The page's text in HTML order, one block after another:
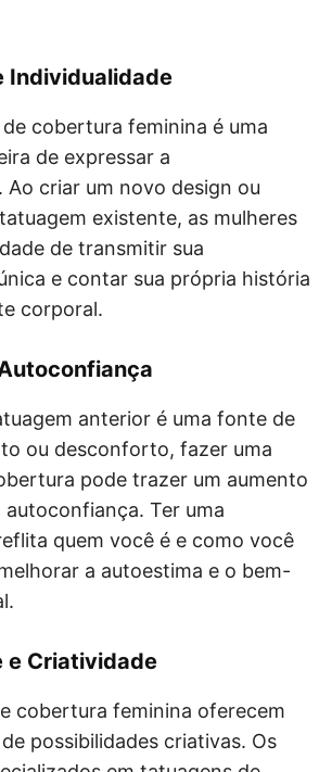
Individualidade
cobertura feminina é uma
de expressar a
Ao criar um novo design ou
existente, as mulheres
de transmitir sua
e contar sua própria história
corporal.
anterior é uma fonte de
ou desconforto, fazer uma
pode trazer um aumento
Ter uma
quem você é e como você
a autoestima e o bem-
e Criatividade
cobertura feminina oferecem
possibilidades criativas. Os